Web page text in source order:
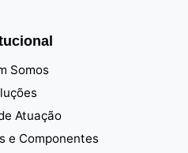
Somos
Atuação
e Componentes